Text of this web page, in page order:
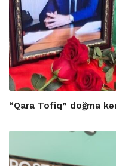
“Qara Tofiq” doğma